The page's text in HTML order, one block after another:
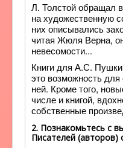
Л. Толстой обращал
на художественную
них описывались
читая Жюля Верна,
невесомости...
Книги для А.С.
это возможность
ней. Кроме того,
числе и книгой,
собственные
2. Познакомьтесь с
Писателей (авторов)